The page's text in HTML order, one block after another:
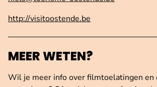
http://visitoostende.be
MEER WETEN?
Wil je meer info over filmtoelatingen en